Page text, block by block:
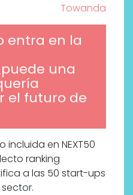
Towanda
entra en la
una
el futuro de
en NEXT50
ranking
a las 50 start-ups